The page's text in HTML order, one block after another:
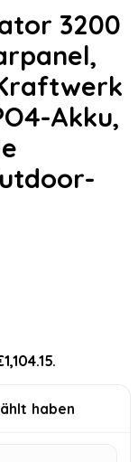
3200
Akku,
haben